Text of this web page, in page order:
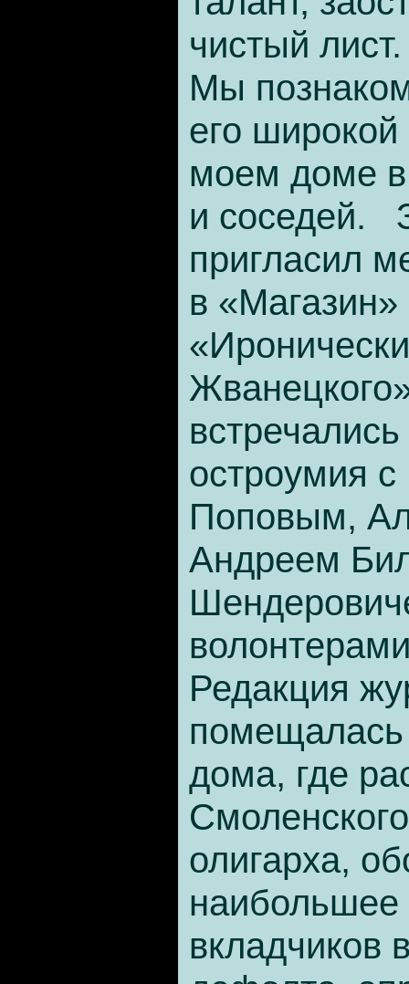
чистый лист.
Мы
его широкой
моем доме
и соседей.
пригласил
в
остроумия
Поповым,
Андреем
Редакция
дома, где
олигарха,
наибольшее
вкладчиков